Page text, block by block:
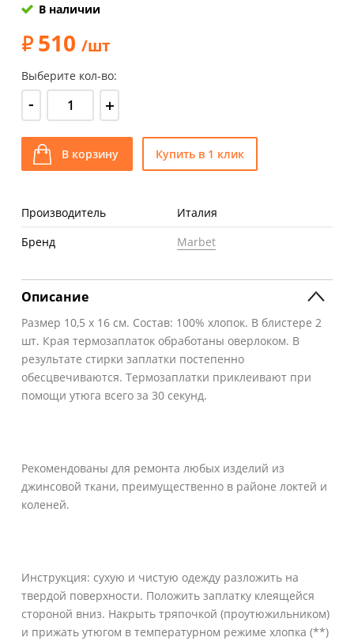
В наличии
510 /шт
Выберите кол-во:
- +
В корзину Купить в 1 клик
Производитель
Италия
Бренд
Marbet
Описание
Размер 10,5 х 16 см. Состав: 100% хлопок. В блистере 2
шт. Края термозаплаток обработаны оверлоком. В
результате стирки заплатки постепенно
обесцвечиваются. Термозаплатки приклеивают при
помощи утюга всего за 30 секунд.
Рекомендованы для ремонта любых изделий из
джинсовой ткани, преимущественно в районе локтей и
коленей.
Инструкция: сухую и чистую одежду разложить на
твердой поверхности. Положить заплатку клеящейся
стороной вниз. Накрыть тряпочкой (проутюжильником)
и прижать утюгом в температурном режиме хлопка (**)